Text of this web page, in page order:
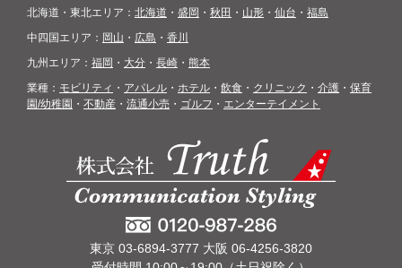
北海道・東北エリア： 北海道 ・ 盛岡 ・ 秋田 ・ 山形 ・ 仙台 ・ 福島
中四国エリア： 岡山 ・ 広島 ・ 香川
九州エリア： 福岡 ・ 大分 ・ 長崎 ・ 熊本
業種： モビリティ ・ アパレル ・ ホテル ・ 飲食 ・ クリニック ・ 介護 ・ 保育
園/幼稚園 ・ 不動産 ・ 流通小売 ・ ゴルフ ・ エンターテイメント
東京 03-6894-3777 大阪 06-4256-3820